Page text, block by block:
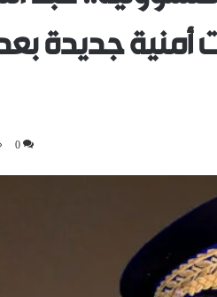
جديدة
0